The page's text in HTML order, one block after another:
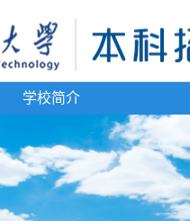
学校简介